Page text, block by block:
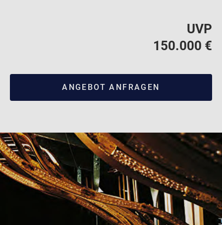
UVP
150.000 €
ANGEBOT ANFRAGEN